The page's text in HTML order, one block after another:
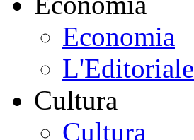
Economia
L'Editoriale
Cultura
Cultura